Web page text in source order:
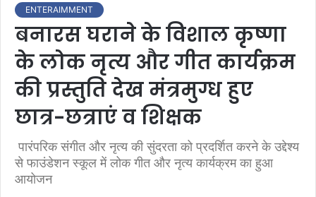
ENTERAIMMENT
बनारस घराने के विशाल कृष्णा
के लोक नृत्य और गीत कार्यक्रम
की प्रस्तुति देख मंत्रमुग्ध हुए
छात्र-छत्राएं व शिक्षक
पारंपरिक संगीत और नृत्य की सुंदरता को प्रदर्शित करने के उद्देश्य
से फाउंडेशन स्कूल में लोक गीत और नृत्य कार्यक्रम का हुआ
आयोजन